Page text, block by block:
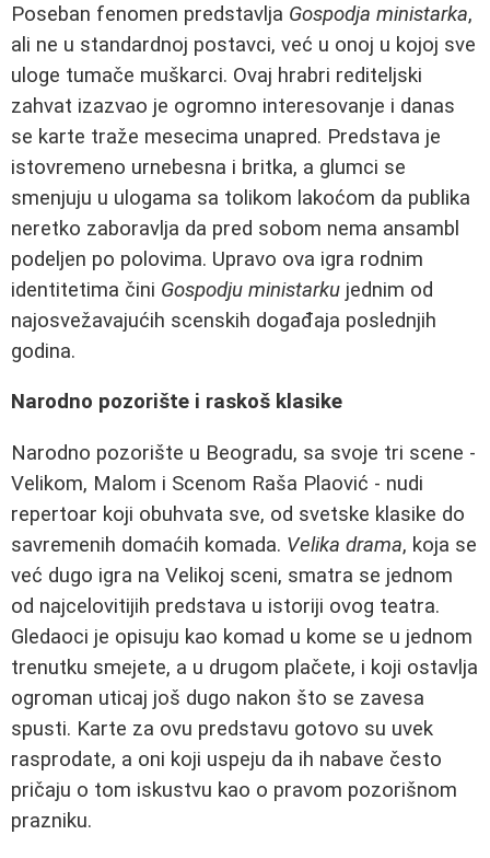
Poseban fenomen predstavlja Gospodja ministarka,
ali ne u standardnoj postavci, već u onoj u kojoj sve
uloge tumače muškarci. Ovaj hrabri rediteljski
zahvat izazvao je ogromno interesovanje i danas
se karte traže mesecima unapred. Predstava je
istovremeno urnebesna i britka, a glumci se
smenjuju u ulogama sa tolikom lakoćom da publika
neretko zaboravlja da pred sobom nema ansambl
podeljen po polovima. Upravo ova igra rodnim
identitetima čini Gospodju ministarku jednim od
najosvežavajućih scenskih događaja poslednjih
godina.
Narodno pozorište i raskoš klasike
Narodno pozorište u Beogradu, sa svoje tri scene -
Velikom, Malom i Scenom Raša Plaović - nudi
repertoar koji obuhvata sve, od svetske klasike do
savremenih domaćih komada. Velika drama, koja se
već dugo igra na Velikoj sceni, smatra se jednom
od najcelovitijih predstava u istoriji ovog teatra.
Gledaoci je opisuju kao komad u kome se u jednom
trenutku smejete, a u drugom plačete, i koji ostavlja
ogroman uticaj još dugo nakon što se zavesa
spusti. Karte za ovu predstavu gotovo su uvek
rasprodate, a oni koji uspeju da ih nabave često
pričaju o tom iskustvu kao o pravom pozorišnom
prazniku.